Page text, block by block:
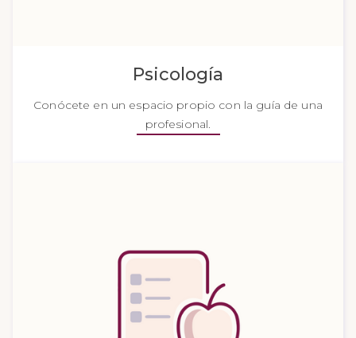
Psicología
Conócete en un espacio propio con la guía de una
profesional.